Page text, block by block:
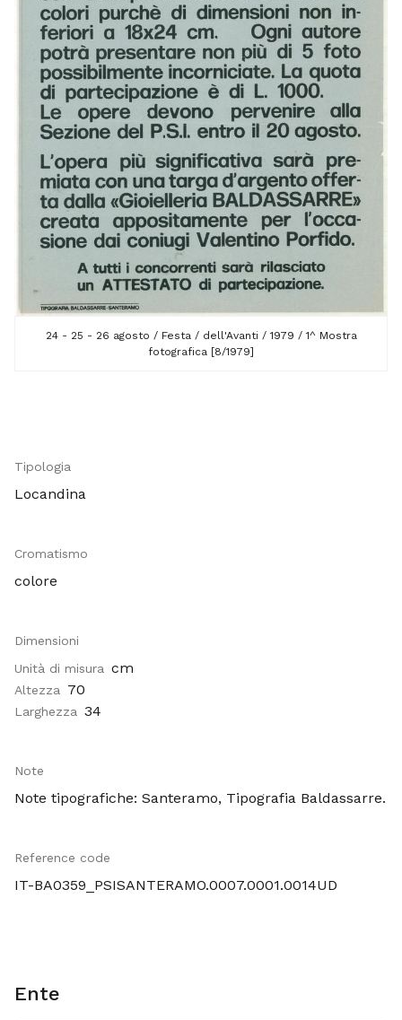
24 - 25 - 26 agosto / Festa / dell'Avanti / 1979 / 1^ Mostra
fotografica [8/1979]
Tipologia
Locandina
Cromatismo
colore
Dimensioni
Unità di misura cm
Altezza 70
Larghezza 34
Note
Note tipografiche: Santeramo, Tipografia Baldassarre.
Reference code
IT-BA0359_PSISANTERAMO.0007.0001.0014UD
Ente